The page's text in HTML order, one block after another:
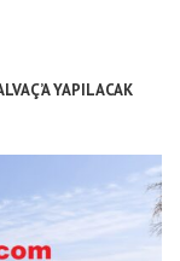
YAPILACAK